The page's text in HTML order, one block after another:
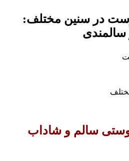
در سنین مختلف:
سالمندی
سالم و شاداب